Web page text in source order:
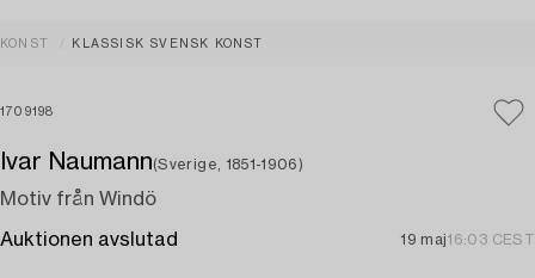
KONST KLASSISK SVENSK KONST
1709198
Ivar Naumann(Sverige, 1851-1906)
Motiv från Windö
Auktionen avslutad 19 maj16:03 CEST